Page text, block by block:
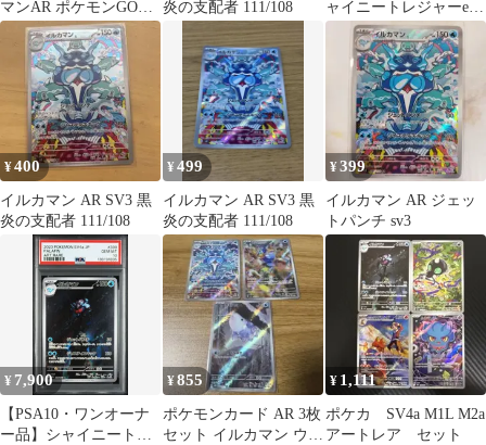
マンAR ポケモンGOヒ
トカゲ等まとめ売り
炎の支配者 111/108
ャイニートレジャーex
339/190
¥400
イルカマン AR SV3 黒
炎の支配者 111/108
¥499
イルカマン AR SV3 黒
炎の支配者 111/108
¥399
イルカマン AR ジェッ
トパンチ sv3
¥ 7,900
【PSA10・ワンオーナ
ー品】シャイニートレ
¥855
ポケモンカード AR 3枚
セット イルカマン ウッ
¥ 1,111
ポケカ SV4a M1L M2a
アートレア セット